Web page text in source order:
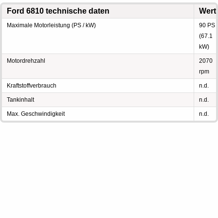
Ford 6810 technische daten Wert
Maximale Motorleistung (PS / kW)
90 PS
(67.1
kW)
Motordrehzahl
2070
rpm
Kraftstoffverbrauch n.d.
Tankinhalt n.d.
Max. Geschwindigkeit n.d.